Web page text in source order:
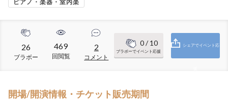
ピアノ・楽器・室内楽
26
ブラボー
469
回閲覧
2
コメント
0/ 10
ブラボーでイベント応援
シェアでイベント応
開場/開演情報・チケット販売期間